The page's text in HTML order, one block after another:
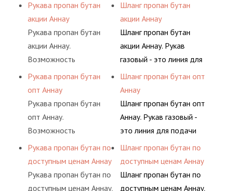
поиск комплектующих
материалов, это
затрата собственной
энергии, времени и
одном месте это
главное преимущество
для многих
потребителей, так как
поиск комплектующих
материалов, это
затрата собственной
энергии, времени и
Рукава пропан бутан
акции Аннау
Рукава пропан бутан
акции Аннау.
Возможность
приобрести все в
одном месте это
главное преимущество
для многих
потребителей, так как
поиск комплектующих
материалов, это
затрата собственной
Рукава пропан бутан
опт Аннау
Рукава пропан бутан
опт Аннау.
Возможность
приобрести все в
одном месте это
главное преимущество
для многих
Рукава пропан бутан по
доступным ценам Аннау
Рукава пропан бутан по
доступным ценам Аннау.
определенными
элементами системы.
воздуха и различных
типов сжиженного газа
(кислород, аргон, метан,
пропан, бутан,
определенными
элементами системы.
Шланг пропан бутан
акции Аннау
Шланг пропан бутан
акции Аннау. Рукав
газовый - это линия для
подачи сжатого
воздуха и различных
типов сжиженного газа
(кислород, аргон, метан,
пропан, бутан,
определенными
элементами системы.
Шланг пропан бутан опт
Аннау
Шланг пропан бутан опт
Аннау. Рукав газовый -
это линия для подачи
сжатого воздуха и
различных типов
сжиженного газа
(кислород, аргон, метан,
Шланг пропан бутан по
доступным ценам Аннау
Шланг пропан бутан по
доступным ценам Аннау.